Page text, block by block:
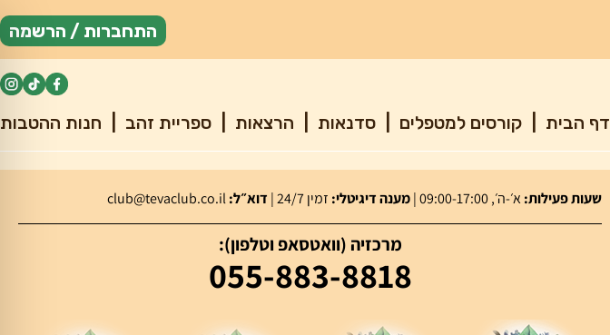
התחברות / הרשמה
דף הבית קורסים למטפלים סדנאות הרצאות ספריית זהב חנות ההטבות
שעות פעילות:א׳-ה׳, 09:00-17:00 | מענה דיגיטלי: זמין 24/7 | דוא״ל:
מרכזיה (וואטסאפ וטלפון):
055-883-8818